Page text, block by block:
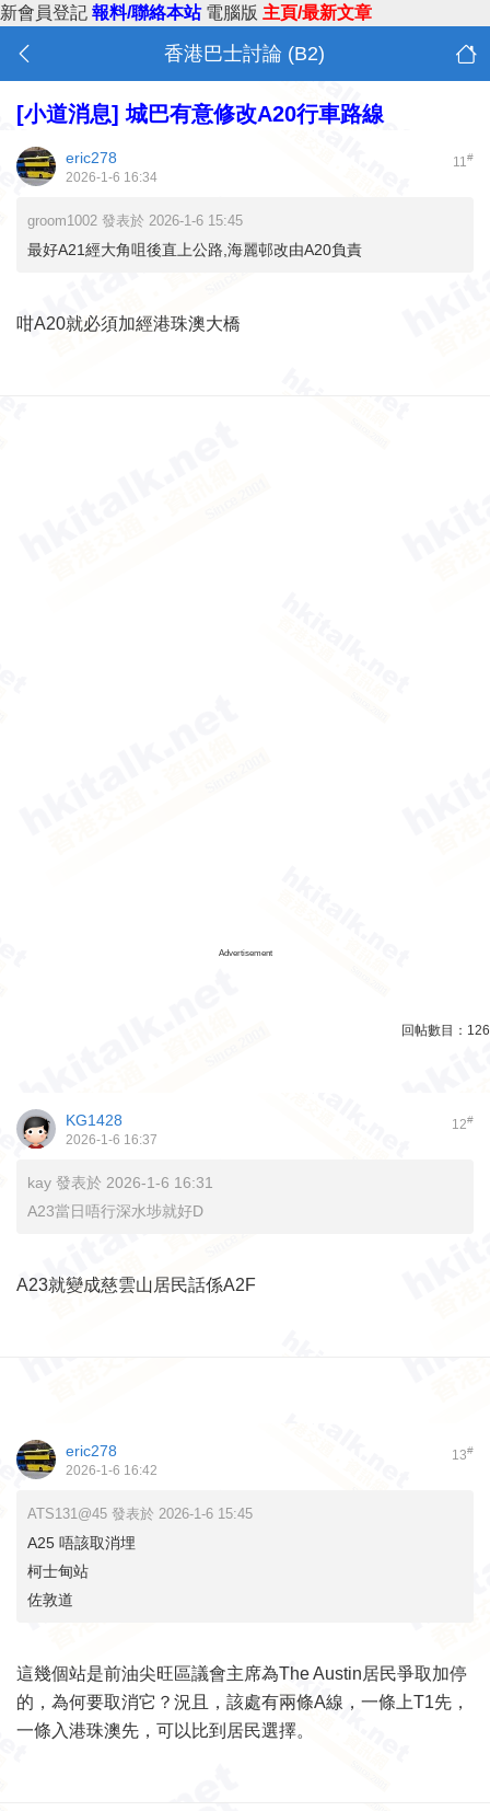
新會員登記 報料/聯絡本站 電腦版 主頁/最新文章
香港巴士討論 (B2)
[小道消息] 城巴有意修改A20行車路線
11#
eric278
2026-1-6 16:34
groom1002 發表於 2026-1-6 15:45
最好A21經大角咀後直上公路,海麗邨改由A20負責
咁A20就必須加經港珠澳大橋
Advertisement
回帖數目： 126
12#
KG1428
2026-1-6 16:37
kay 發表於 2026-1-6 16:31
A23當日唔行深水埗就好D
A23就變成慈雲山居民話係A2F
13#
eric278
2026-1-6 16:42
ATS131@45 發表於 2026-1-6 15:45
A25 唔該取消埋
柯士甸站
佐敦道
這幾個站是前油尖旺區議會主席為The Austin居民爭取加停
的，為何要取消它？況且，該處有兩條A線，一條上T1先，
一條入港珠澳先，可以比到居民選擇。